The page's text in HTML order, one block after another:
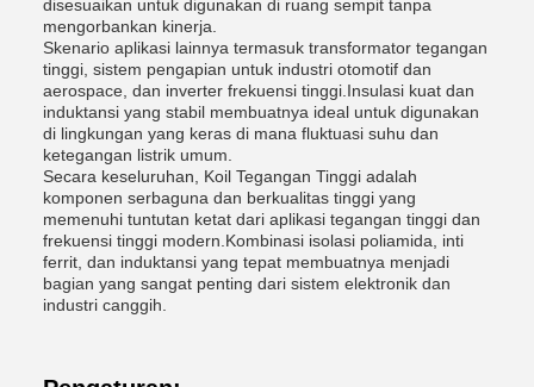
disesuaikan untuk digunakan di ruang sempit tanpa
mengorbankan kinerja.
Skenario aplikasi lainnya termasuk transformator tegangan
tinggi, sistem pengapian untuk industri otomotif dan
aerospace, dan inverter frekuensi tinggi.Insulasi kuat dan
induktansi yang stabil membuatnya ideal untuk digunakan
di lingkungan yang keras di mana fluktuasi suhu dan
ketegangan listrik umum.
Secara keseluruhan, Koil Tegangan Tinggi adalah
komponen serbaguna dan berkualitas tinggi yang
memenuhi tuntutan ketat dari aplikasi tegangan tinggi dan
frekuensi tinggi modern.Kombinasi isolasi poliamida, inti
ferrit, dan induktansi yang tepat membuatnya menjadi
bagian yang sangat penting dari sistem elektronik dan
industri canggih.